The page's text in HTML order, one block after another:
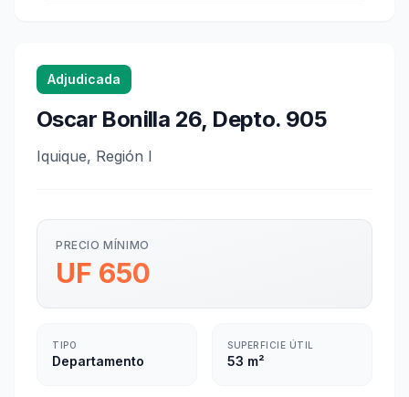
Adjudicada
Oscar Bonilla 26, Depto. 905
Iquique, Región I
PRECIO MÍNIMO
UF 650
TIPO
Departamento
SUPERFICIE ÚTIL
53 m²